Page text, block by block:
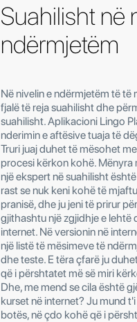
Suahilisht në
ndërmjetëm
Në nivelin e ndërmjetëm të të
fjalë të reja suahilisht dhe
suahilisht. Aplikacioni Lingo
nderimin e aftësive tuaja të
Truri juaj duhet të mësohet
procesi kërkon kohë.
një ekspert në suahilisht
rast se nuk keni kohë të
pranisë, dhe ju jeni të prirur
gjithashtu një zgjidhje e lehtë
internet. Në versionin në
një listë të mësimeve të
dhe teste. E tëra çfarë ju
që i përshtatet më së miri
Dhe, me mend se cila është
kurset në internet? Ju mund
botës, në çdo kohë që i